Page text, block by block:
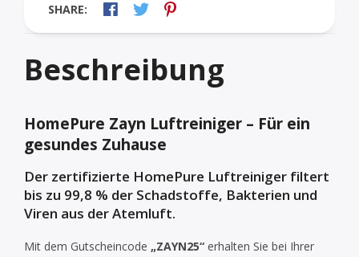
SHARE:
Beschreibung
HomePure Zayn Luftreiniger – Für ein
gesundes Zuhause
Der zertifizierte HomePure Luftreiniger filtert
bis zu 99,8 % der Schadstoffe, Bakterien und
Viren aus der Atemluft.
Mit dem Gutscheincode „ZAYN25“ erhalten Sie bei Ihrer